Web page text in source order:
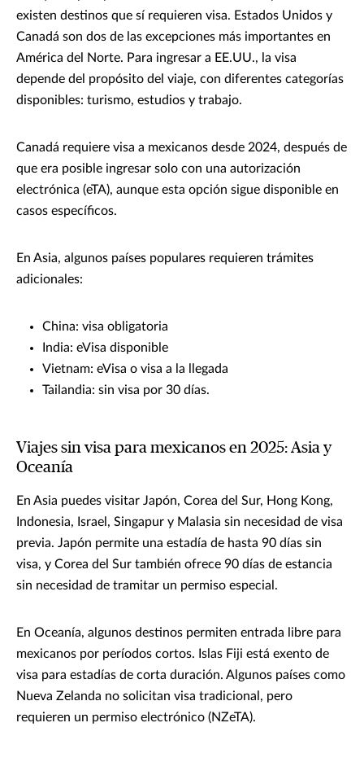
existen destinos que sí requieren visa. Estados Unidos y
Canadá son dos de las excepciones más importantes en
América del Norte. Para ingresar a EE.UU., la visa
depende del propósito del viaje, con diferentes categorías
disponibles: turismo, estudios y trabajo.
Canadá requiere visa a mexicanos desde 2024, después de
que era posible ingresar solo con una autorización
electrónica (eTA), aunque esta opción sigue disponible en
casos específicos.
En Asia, algunos países populares requieren trámites
adicionales:
China: visa obligatoria
India: eVisa disponible
Vietnam: eVisa o visa a la llegada
Tailandia: sin visa por 30 días.
Viajes sin visa para mexicanos en 2025: Asia y
Oceanía
En Asia puedes visitar Japón, Corea del Sur, Hong Kong,
Indonesia, Israel, Singapur y Malasia sin necesidad de visa
previa. Japón permite una estadía de hasta 90 días sin
visa, y Corea del Sur también ofrece 90 días de estancia
sin necesidad de tramitar un permiso especial.
En Oceanía, algunos destinos permiten entrada libre para
mexicanos por períodos cortos. Islas Fiji está exento de
visa para estadías de corta duración. Algunos países como
Nueva Zelanda no solicitan visa tradicional, pero
requieren un permiso electrónico (NZeTA).